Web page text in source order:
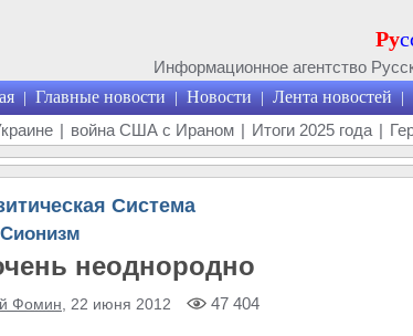
Ру
Информационное агентство
| Главные новости | Новости | Лента новостей |
| война США с Ираном | Итоги 2025 года |
Система
Сионизм
неоднородно
Фомин , 22 июня 2012 47 404